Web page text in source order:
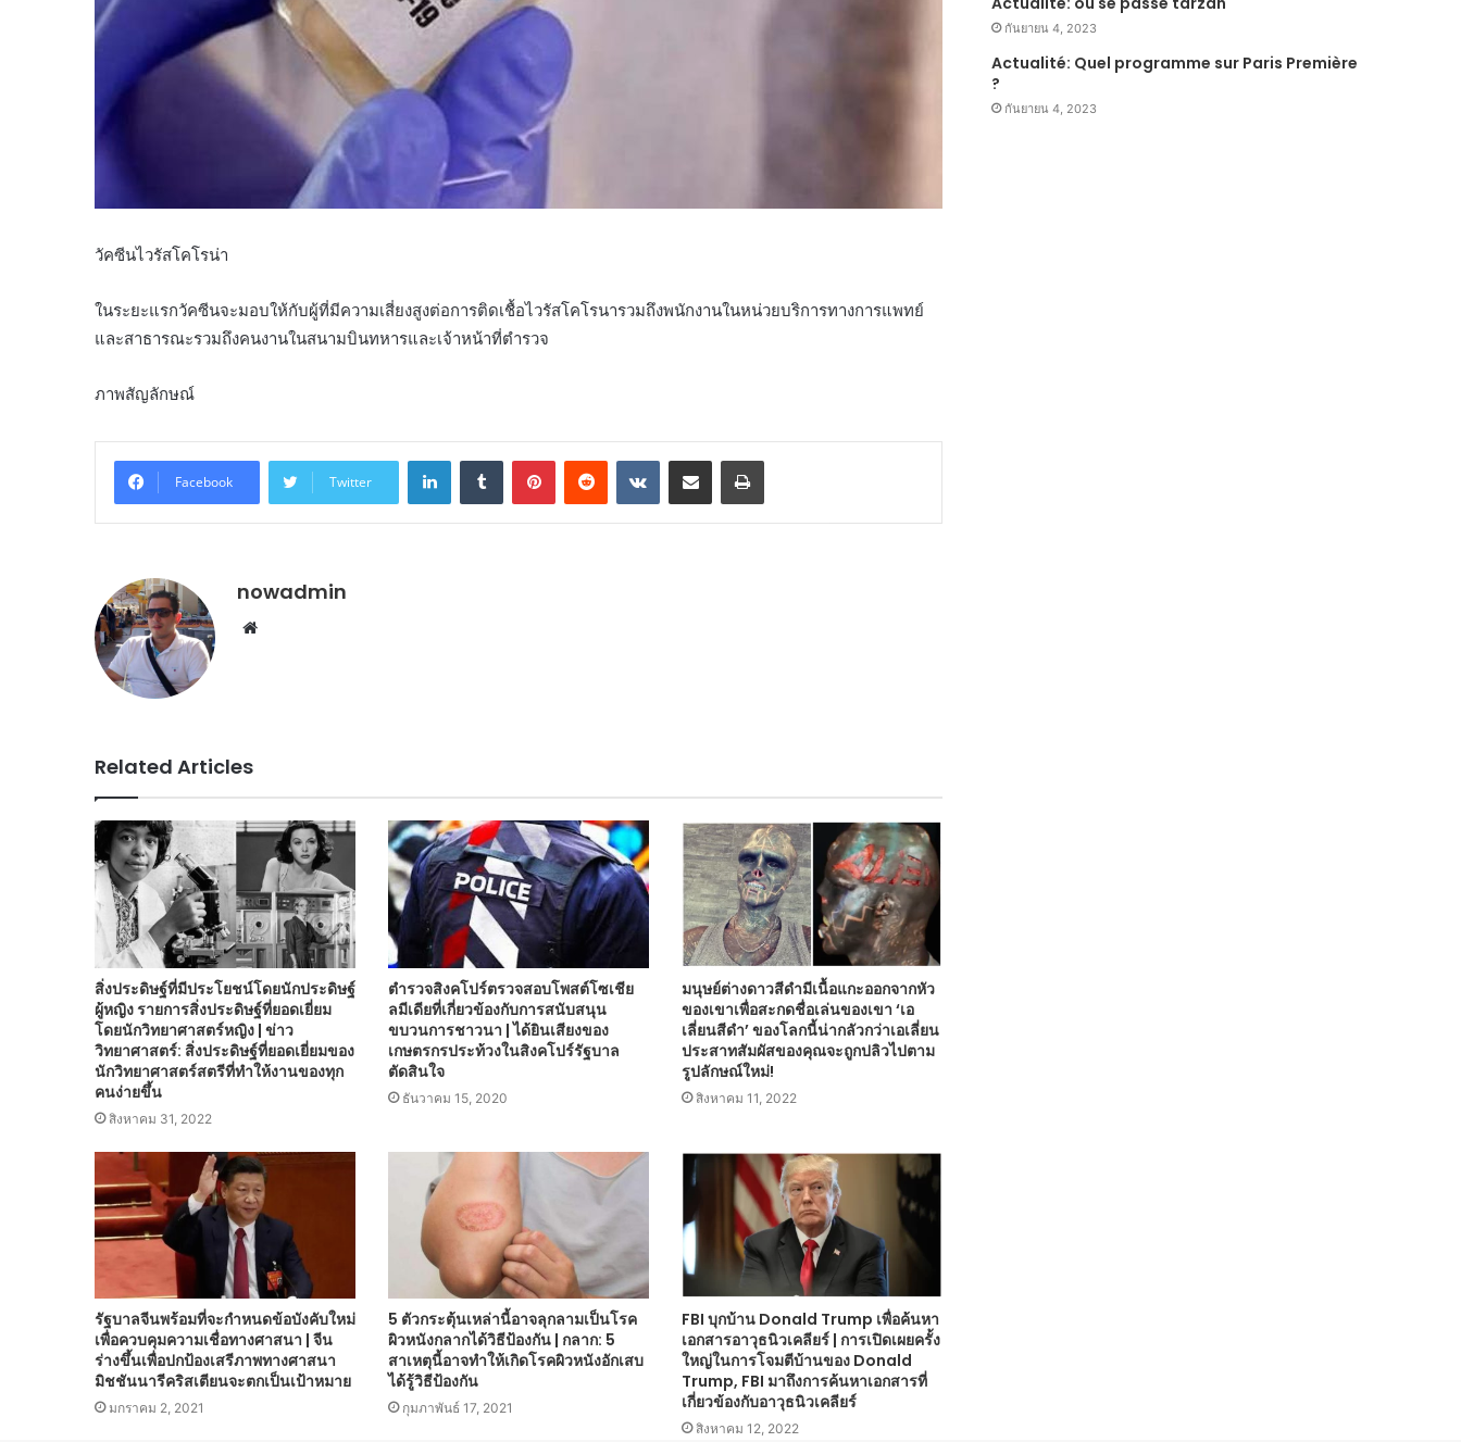
วัคซีนไวรัสโคโรน่า
ในระยะแรกวัคซีนจะมอบให้กับผู้ที่มีความเสี่ยงสูงต่อการติดเชื้อไวรัสโคโรนารวมถึงพนักงานในหน่วยบริการทางการแพทย์
และสาธารณะรวมถึงคนงานในสนามบินทหารและเจ้าหน้าที่ตำรวจ
ภาพสัญลักษณ์
Facebook Twitter
LinkedInTumblr PinterestReddit VKontakteShare via Email Print
nowadmin
Website
Related Articles
สิ่งประดิษฐ์ที่มีประโยชน์โดยนักประดิษฐ์
ผู้หญิง รายการสิ่งประดิษฐ์ที่ยอดเยี่ยม
โดยนักวิทยาศาสตร์หญิง | ข่าว
วิทยาศาสตร์: สิ่งประดิษฐ์ที่ยอดเยี่ยมของ
นักวิทยาศาสตร์สตรีที่ทำให้งานของทุก
คนง่ายขึ้น
สิงหาคม 31, 2022
ตำรวจสิงคโปร์ตรวจสอบโพสต์โซเชีย
ลมีเดียที่เกี่ยวข้องกับการสนับสนุน
ขบวนการชาวนา | ได้ยินเสียงของ
เกษตรกรประท้วงในสิงคโปร์รัฐบาล
ตัดสินใจ
ธันวาคม 15, 2020
มนุษย์ต่างดาวสีดำมีเนื้อแกะออกจากหัว
ของเขาเพื่อสะกดชื่อเล่นของเขา ‘เอ
เลี่ยนสีดำ’ ของโลกนี้น่ากลัวกว่าเอเลี่ยน
ประสาทสัมผัสของคุณจะถูกปลิวไปตาม
รูปลักษณ์ใหม่!
สิงหาคม 11, 2022
รัฐบาลจีนพร้อมที่จะกำหนดข้อบังคับใหม่
เพื่อควบคุมความเชื่อทางศาสนา | จีน
ร่างขึ้นเพื่อปกป้องเสรีภาพทางศาสนา
มิชชันนารีคริสเตียนจะตกเป็นเป้าหมาย
มกราคม 2, 2021
5 ตัวกระตุ้นเหล่านี้อาจลุกลามเป็นโรค
ผิวหนังกลากได้วิธีป้องกัน | กลาก: 5
สาเหตุนี้อาจทำให้เกิดโรคผิวหนังอักเสบ
ได้รู้วิธีป้องกัน
กุมภาพันธ์ 17, 2021
FBI บุกบ้าน Donald Trump เพื่อค้นหา
เอกสารอาวุธนิวเคลียร์ | การเปิดเผยครั้ง
ใหญ่ในการโจมตีบ้านของ Donald
Trump, FBI มาถึงการค้นหาเอกสารที่
เกี่ยวข้องกับอาวุธนิวเคลียร์
สิงหาคม 12, 2022
กันยายน 4, 2023
Actualité: Quel programme sur Paris Première
?
กันยายน 4, 2023